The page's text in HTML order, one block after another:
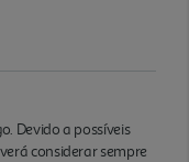
Devido a possíveis
considerar sempre